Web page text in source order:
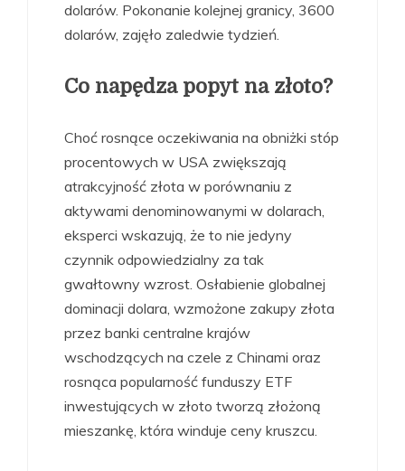
dolarów. Pokonanie kolejnej granicy, 3600
dolarów, zajęło zaledwie tydzień.
Co napędza popyt na złoto?
Choć rosnące oczekiwania na obniżki stóp
procentowych w USA zwiększają
atrakcyjność złota w porównaniu z
aktywami denominowanymi w dolarach,
eksperci wskazują, że to nie jedyny
czynnik odpowiedzialny za tak
gwałtowny wzrost. Osłabienie globalnej
dominacji dolara, wzmożone zakupy złota
przez banki centralne krajów
wschodzących na czele z Chinami oraz
rosnąca popularność funduszy ETF
inwestujących w złoto tworzą złożoną
mieszankę, która winduje ceny kruszcu.